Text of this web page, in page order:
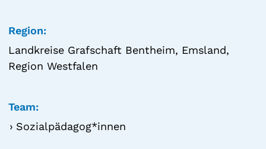
Region:
Landkreise Grafschaft Bentheim, Emsland,
Region Westfalen
Team:
Sozialpädagog*innen